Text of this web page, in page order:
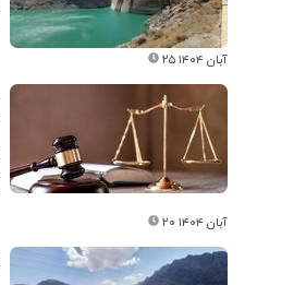
۲۵ آبان ۱۴۰۴
۲۰ آبان ۱۴۰۴